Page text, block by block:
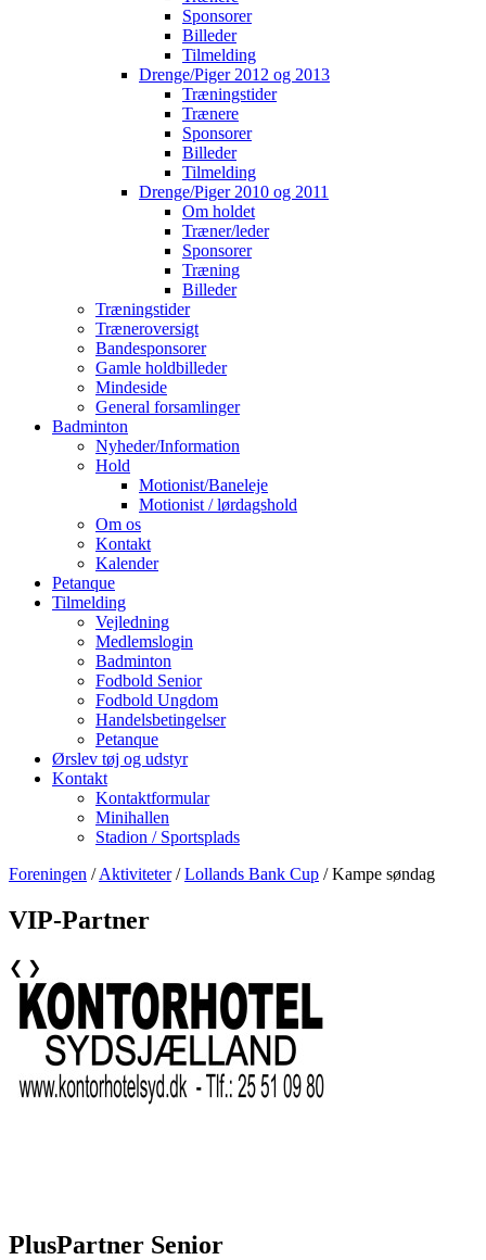
Sponsorer
Billeder
Tilmelding
Drenge/Piger 2012 og 2013
Træningstider
Trænere
Sponsorer
Billeder
Tilmelding
Drenge/Piger 2010 og 2011
Om holdet
Træner/leder
Sponsorer
Træning
Billeder
Træningstider
Træneroversigt
Bandesponsorer
Gamle holdbilleder
Mindeside
General forsamlinger
Badminton
Nyheder/Information
Hold
Motionist/Baneleje
Motionist / lørdagshold
Om os
Kontakt
Kalender
Petanque
Tilmelding
Vejledning
Medlemslogin
Badminton
Fodbold Senior
Fodbold Ungdom
Handelsbetingelser
Petanque
Ørslev tøj og udstyr
Kontakt
Kontaktformular
Minihallen
Stadion / Sportsplads
Foreningen /Aktiviteter/Lollands Bank Cup / Kampe søndag
VIP-Partner
❮ ❯
PlusPartner Senior